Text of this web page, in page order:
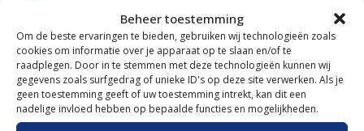
Beheer toestemming
Om de beste ervaringen te bieden, gebruiken wij technologieën zoals
cookies om informatie over je apparaat op te slaan en/of te
raadplegen. Door in te stemmen met deze technologieën kunnen wij
gegevens zoals surfgedrag of unieke ID's op deze site verwerken. Als je
geen toestemming geeft of uw toestemming intrekt, kan dit een
nadelige invloed hebben op bepaalde functies en mogelijkheden.
Grootste in kleine tractoren